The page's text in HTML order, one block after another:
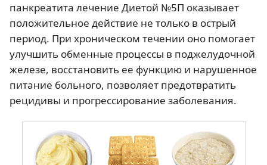
панкреатита лечение Диетой №5П оказывает
положительное действие не только в острый
период. При хроническом течении оно помогает
улучшить обменные процессы в поджелудочной
железе, восстановить ее функцию и нарушенное
питание больного, позволяет предотвратить
рецидивы и прогрессирование заболевания.